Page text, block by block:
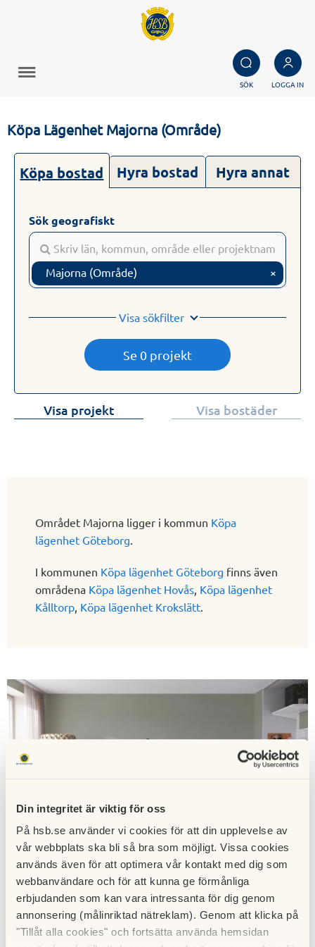
Din integritet är viktig för oss
På hsb.se använder vi cookies för att din upplevelse av
vår webbplats ska bli så bra som möjligt. Vissa cookies
används även för att optimera vår kontakt med dig som
webbanvändare och för att kunna ge förmånliga
erbjudanden som kan vara intressanta för dig genom
annonsering (målinriktad nätreklam). Genom att klicka på
"Tillåt alla cookies" och fortsätta använda hemsidan
SÖK LOGGA IN
Köpa Lägenhet Majorna (Område)
Köpa bostad Hyra bostad Hyra annat
Sök geografiskt
Majorna (Område) ×
Visa sökfilter
Se 0 projekt
Visa projekt Visa bostäder
Området Majorna ligger i kommun Köpa
lägenhet Göteborg.
I kommunen Köpa lägenhet Göteborg finns även
områdena Köpa lägenhet Hovås, Köpa lägenhet
Kålltorp, Köpa lägenhet Krokslätt.
Så funkar det att köpa bostad av HSB
Hos HSB köper du till exempel alltid till fast pris. Läs